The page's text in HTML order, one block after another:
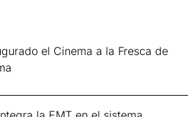
el Cinema a la Fresca de